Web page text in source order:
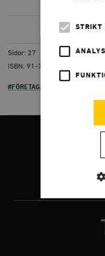
Sidor: 27
ISBN: 91-7566-591-3
#FÖRETAGANDE
STRIKT
ANALYS